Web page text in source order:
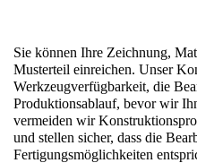
Sie können Ihre Zeichnung,
Musterteil einreichen. Unser
Werkzeugverfügbarkeit, die
Produktionsablauf, bevor wir
vermeiden wir
und stellen sicher, dass die
Fertigungsmöglichkeiten